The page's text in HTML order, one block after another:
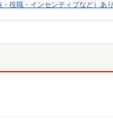
役職・インセンティブなど）あり